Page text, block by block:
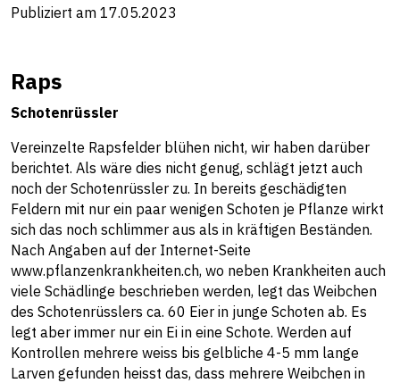
Publiziert am 17.05.2023
Raps
Schotenrüssler
Vereinzelte Rapsfelder blühen nicht, wir haben darüber
berichtet. Als wäre dies nicht genug, schlägt jetzt auch
noch der Schotenrüssler zu. In bereits geschädigten
Feldern mit nur ein paar wenigen Schoten je Pflanze wirkt
sich das noch schlimmer aus als in kräftigen Beständen.
Nach Angaben auf der Internet-Seite
www.pflanzenkrankheiten.ch, wo neben Krankheiten auch
viele Schädlinge beschrieben werden, legt das Weibchen
des Schotenrüsslers ca. 60 Eier in junge Schoten ab. Es
legt aber immer nur ein Ei in eine Schote. Werden auf
Kontrollen mehrere weiss bis gelbliche 4-5 mm lange
Larven gefunden heisst das, dass mehrere Weibchen in